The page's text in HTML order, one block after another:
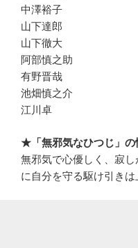
中澤裕子
山下達郎
山下徹大
阿部慎之助
有野晋哉
池畑慎之介
江川卓
★「無邪気なひつじ」の
無邪気で心優しく、寂
に自分を守る駆け引きは